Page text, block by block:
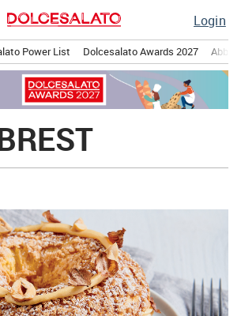
Login
Power List Dolcesalato Awards 2027